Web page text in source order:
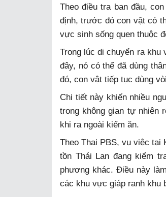
Theo điều tra ban đầu,
định, trước đó con vật có
vực sinh sống quen thuộc
Trong lúc di chuyển ra
đây, nó có thể đã dùng
đó, con vật tiếp tục dùng
Chi tiết này khiến nhiều
trong không gian tự nhiên
khi ra ngoài kiếm ăn.
Theo Thai PBS, vụ việc tại
tồn Thái Lan đang kiểm
phương khác. Điều này
các khu vực giáp ranh khu